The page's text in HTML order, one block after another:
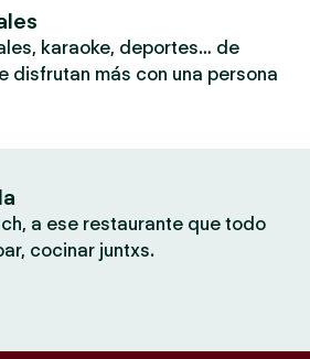
karaoke, deportes… de
disfrutan más con una persona
a ese restaurante que todo
cocinar juntxs.